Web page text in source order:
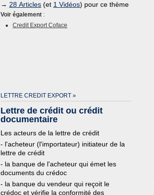
→ 28 Articles (et 1 Vidéos) pour ce thème
Voir également :
Credit Export Coface
LETTRE CREDIT EXPORT »
Lettre de crédit ou crédit
documentaire
Les acteurs de la lettre de crédit
- l'acheteur (l'importateur) initiateur de la
lettre de crédit
- la banque de l'acheteur qui émet les
documents du crédoc
- la banque du vendeur qui reçoit le
crédoc et vérifie la conformité des